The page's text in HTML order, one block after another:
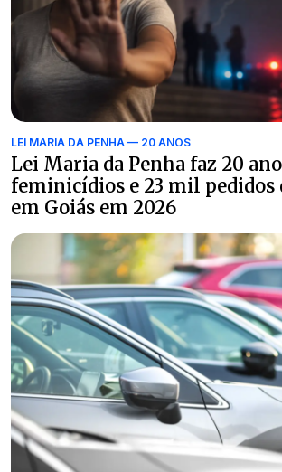
LEI MARIA DA PENHA — 20 ANOS
Lei Maria da Penha faz 20
feminicídios e 23 mil pedidos
em Goiás em 2026